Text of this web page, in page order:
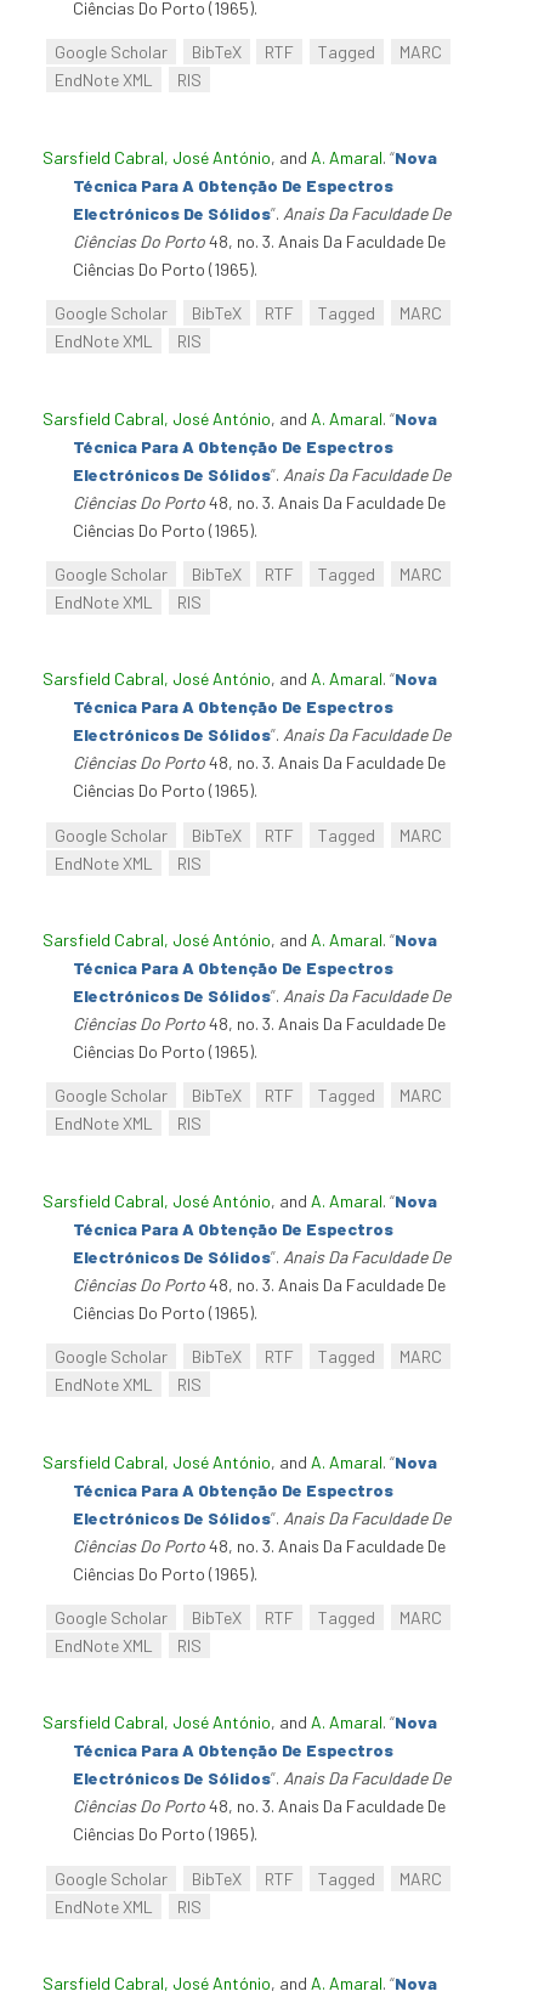
Ciências Do Porto (1965).
Google Scholar BibTeX RTF Tagged
MARC
EndNote XML
RIS
Sarsfield Cabral, José António, and A. Amaral. “Nova
Técnica Para A Obtenção De Espectros
Electrónicos De Sólidos”. Anais Da Faculdade De
Ciências Do Porto48, no. 3. Anais Da Faculdade De
Ciências Do Porto (1965).
Google Scholar BibTeX RTF Tagged
MARC
EndNote XML
RIS
Sarsfield Cabral, José António, and A. Amaral. “Nova
Técnica Para A Obtenção De Espectros
Electrónicos De Sólidos”. Anais Da Faculdade De
Ciências Do Porto48, no. 3. Anais Da Faculdade De
Ciências Do Porto (1965).
Google Scholar BibTeX RTF Tagged
MARC
EndNote XML
RIS
Sarsfield Cabral, José António, and A. Amaral. “Nova
Técnica Para A Obtenção De Espectros
Electrónicos De Sólidos”. Anais Da Faculdade De
Ciências Do Porto48, no. 3. Anais Da Faculdade De
Ciências Do Porto (1965).
Google Scholar BibTeX RTF Tagged
MARC
EndNote XML
RIS
Sarsfield Cabral, José António, and A. Amaral. “Nova
Técnica Para A Obtenção De Espectros
Electrónicos De Sólidos”. Anais Da Faculdade De
Ciências Do Porto48, no. 3. Anais Da Faculdade De
Ciências Do Porto (1965).
Google Scholar BibTeX RTF Tagged
MARC
EndNote XML
RIS
Sarsfield Cabral, José António, and A. Amaral. “Nova
Técnica Para A Obtenção De Espectros
Electrónicos De Sólidos”. Anais Da Faculdade De
Ciências Do Porto48, no. 3. Anais Da Faculdade De
Ciências Do Porto (1965).
Google Scholar BibTeX RTF Tagged
MARC
EndNote XML
RIS
Sarsfield Cabral, José António, and A. Amaral. “Nova
Técnica Para A Obtenção De Espectros
Electrónicos De Sólidos”. Anais Da Faculdade De
Ciências Do Porto48, no. 3. Anais Da Faculdade De
Ciências Do Porto (1965).
Google Scholar BibTeX RTF Tagged
MARC
EndNote XML
RIS
Sarsfield Cabral, José António, and A. Amaral. “Nova
Técnica Para A Obtenção De Espectros
Electrónicos De Sólidos”. Anais Da Faculdade De
Ciências Do Porto48, no. 3. Anais Da Faculdade De
Ciências Do Porto (1965).
Google Scholar BibTeX RTF Tagged
MARC
EndNote XML
RIS
Sarsfield Cabral, José António, and A. Amaral. “Nova